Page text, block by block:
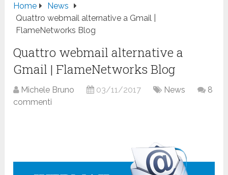
Home
News
Quattro webmail alternative a Gmail |
FlameNetworks Blog
Quattro webmail alternative a
Gmail | FlameNetworks Blog
Michele Bruno 03/11/2017 News
8
commenti